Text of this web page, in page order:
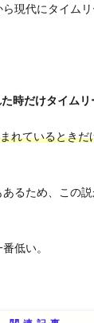
現代にタイム
時だけタイムリ
れているとき
るため、この
低い。